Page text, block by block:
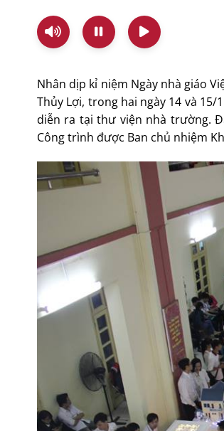
Nhân dịp kỉ niệm Ngày nhà giáo
Thủy Lợi, trong hai ngày 14 và
diễn ra tại thư viện nhà trường.
Công trình được Ban chủ nhiệm